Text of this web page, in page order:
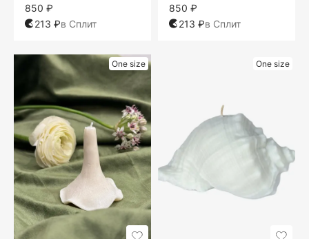
850 ₽
213 ₽в Сплит
850 ₽
213 ₽в Сплит
One size One size